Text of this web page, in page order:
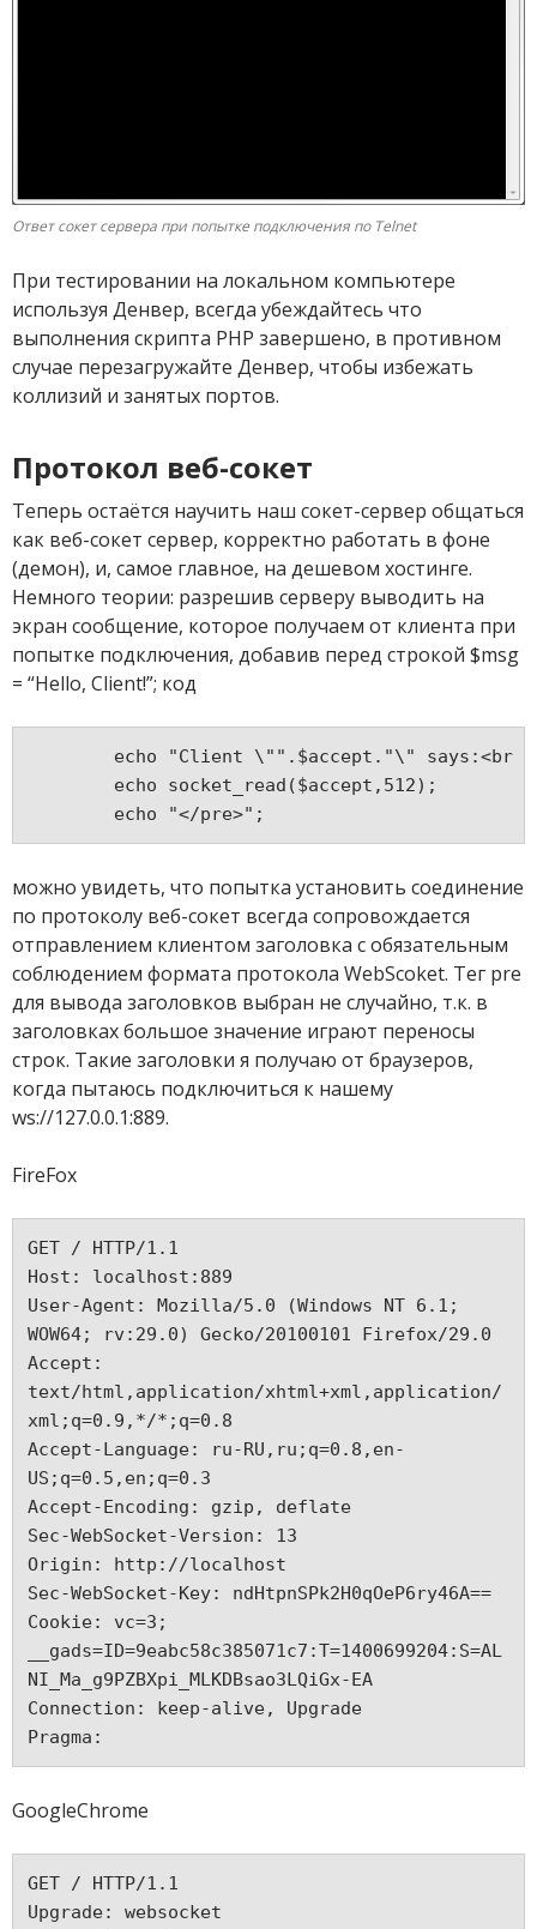
Ответ сокет сервера при попытке подключения по Telnet
При тестировании на локальном компьютере
используя Денвер, всегда убеждайтесь что
выполнения скрипта PHP завершено, в противном
случае перезагружайте Денвер, чтобы избежать
коллизий и занятых портов.
Протокол веб-сокет
Теперь остаётся научить наш сокет-сервер общаться
как веб-сокет сервер, корректно работать в фоне
(демон), и, самое главное, на дешевом хостинге.
Немного теории: разрешив серверу выводить на
экран сообщение, которое получаем от клиента при
попытке подключения, добавив перед строкой $msg
= “Hello, Client!”; код
echo "Client \"".$accept."\" says:<br
	echo socket_read($accept,512);
можно увидеть, что попытка установить соединение
по протоколу веб-сокет всегда сопровождается
отправлением клиентом заголовка с обязательным
соблюдением формата протокола WebScoket. Тег pre
для вывода заголовков выбран не случайно, т.к. в
заголовках большое значение играют переносы
строк. Такие заголовки я получаю от браузеров,
когда пытаюсь подключиться к нашему
ws://127.0.0.1:889.
FireFox
GET / HTTP/1.1
Host: localhost:889
User-Agent: Mozilla/5.0 (Windows NT 6.1;
WOW64; rv:29.0) Gecko/20100101 Firefox/29.0
Accept:
text/html,application/xhtml+xml,application/
xml;q=0.9,*/*;q=0.8
Accept-Language: ru-RU,ru;q=0.8,en-
US;q=0.5,en;q=0.3
Accept-Encoding: gzip, deflate
Sec-WebSocket-Version: 13
Origin: http://localhost
Sec-WebSocket-Key: ndHtpnSPk2H0qOeP6ry46A==
Cookie: vc=3;
__gads=ID=9eabc58c385071c7:T=1400699204:S=AL
NI_Ma_g9PZBXpi_MLKDBsao3LQiGx-EA
Connection: keep-alive, Upgrade
GoogleChrome
GET / HTTP/1.1
Upgrade: websocket